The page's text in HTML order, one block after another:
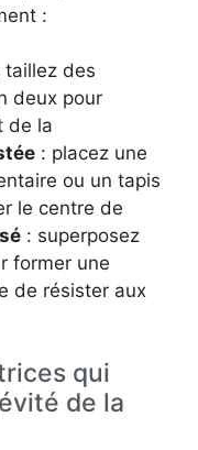
:
taillez des
deux pour
de la
: placez une
ou un tapis
le centre de
: superposez
former une
de résister aux
qui
de la